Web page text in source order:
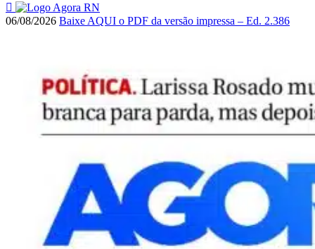
06/08/2026 Baixe AQUI o PDF da versão impressa – Ed. 2.386